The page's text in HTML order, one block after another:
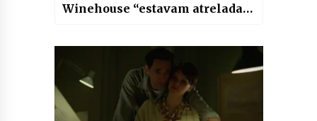
Winehouse “estavam atreladas